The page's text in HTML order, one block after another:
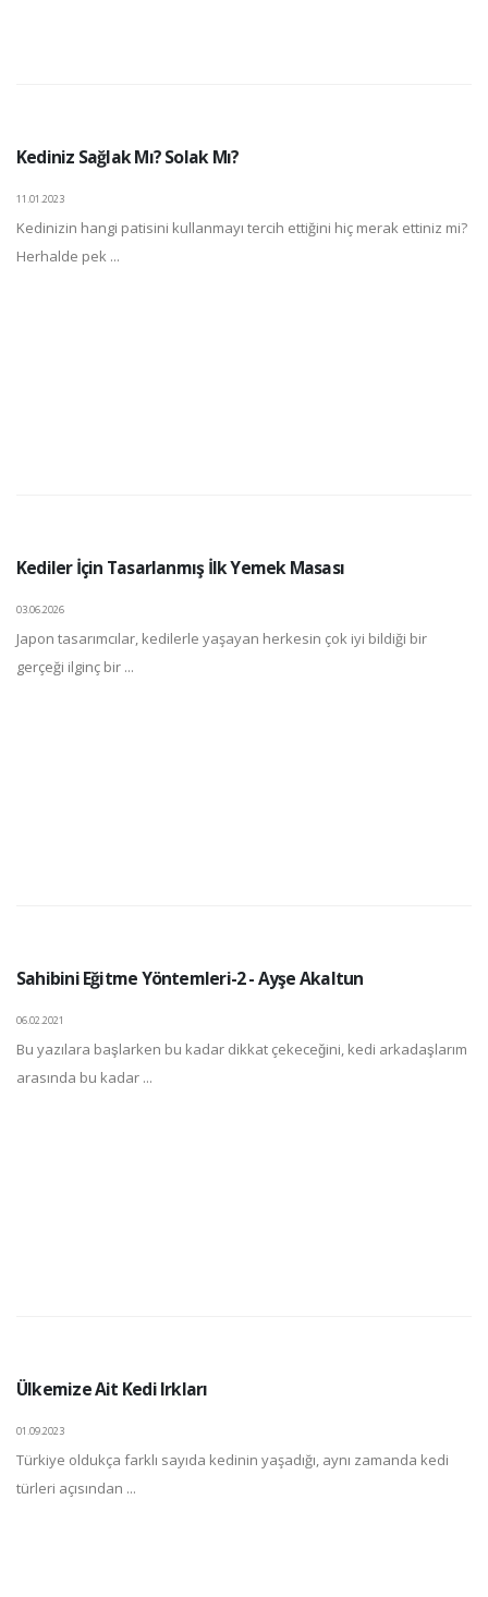
Kediniz Sağlak Mı? Solak Mı?
11.01.2023
Kedinizin hangi patisini kullanmayı tercih ettiğini hiç merak ettiniz mi?
Herhalde pek ...
Kediler İçin Tasarlanmış İlk Yemek Masası
03.06.2026
Japon tasarımcılar, kedilerle yaşayan herkesin çok iyi bildiği bir
gerçeği ilginç bir ...
Sahibini Eğitme Yöntemleri-2 - Ayşe Akaltun
06.02.2021
Bu yazılara başlarken bu kadar dikkat çekeceğini, kedi arkadaşlarım
arasında bu kadar ...
Ülkemize Ait Kedi Irkları
01.09.2023
Türkiye oldukça farklı sayıda kedinin yaşadığı, aynı zamanda kedi
türleri açısından ...